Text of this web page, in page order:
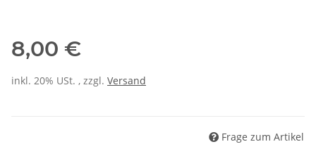
8,00 €
inkl. 20% USt. , zzgl. Versand
Frage zum Artikel